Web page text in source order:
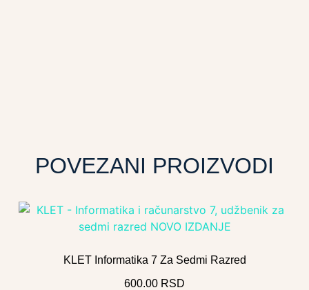
POVEZANI PROIZVODI
KLET Informatika 7 Za Sedmi Razred
600.00 RSD